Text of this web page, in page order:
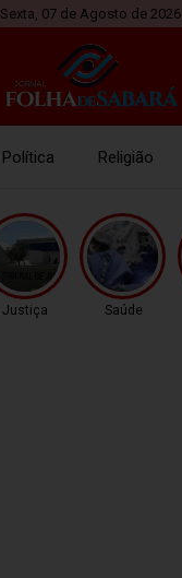
Sexta, 07 de Agosto de 2026
Política Religião
Justiça Saúde